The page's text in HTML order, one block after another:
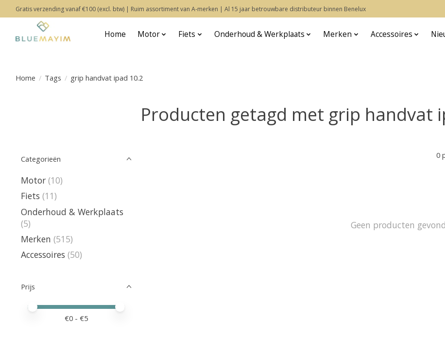
Gratis verzending vanaf €100 (excl. btw) | Ruim assortiment van A-merken | Al 15 jaar betrouwbare distributeur binnen Benelux
Home Motor Fiets Onderhoud & Werkplaats Merken Accessoires
Home / Tags / grip handvat ipad 10.2
Producten getagd met grip handvat
Categorieën
Motor (10)
Fiets (11)
Onderhoud & Werkplaats
(5)
Merken (515)
Accessoires (50)
Prijs
Minimale prijswaarde
Price maximum value
€0 - €5
0
Geen producten